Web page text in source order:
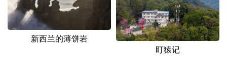
多语种频道
English Français عربى
新西兰的薄饼岩
盯猿记